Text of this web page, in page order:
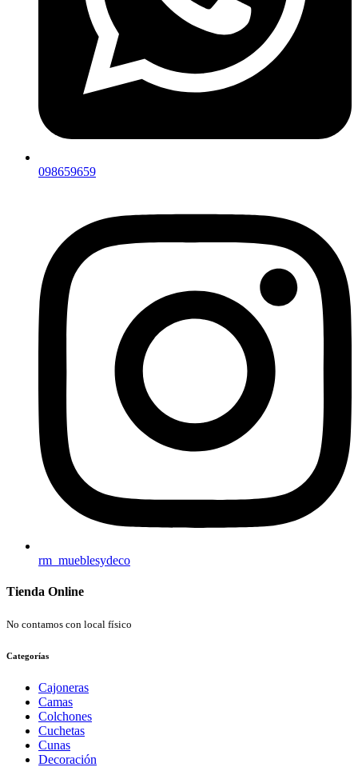
098659659
rm_mueblesydeco
Tienda Online
No contamos con local físico
Categorías
Cajoneras
Camas
Colchones
Cuchetas
Cunas
Decoración